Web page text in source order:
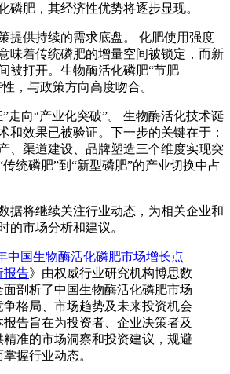
磷肥，其经济性优势将逐步显现。
提供持续的需求底盘。
化肥使用强度
味着传统磷肥的增量空间被锁定，而新
被打开。生物酶活化磷肥“节肥
，与政策方向高度吻合。
走向“产业化突破”。
生物酶活化技术诞
和效果已被验证。下一步的关键在于：
、渠道建设、品牌塑造三个维度实现突
统磷肥”到“新型磷肥”的产业切换中占
据将继续关注行业动态，为相关企业和
的市场分析和建议。
中国生物酶活化磷肥市场增长点
报告》由权威行业研究机构博思数
剖析了中国生物酶活化磷肥市场
争格局、市场趋势及未来投资机会
告旨在为投资者、企业决策者及
准的市场洞察和投资建议，规避
握行业动态。